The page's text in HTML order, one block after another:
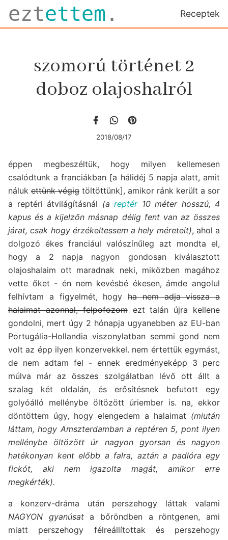
eztettem . Receptek
szomorú történet 2
doboz olajoshalról
2018/08/17
éppen megbeszéltük, hogy milyen kellemesen
csalódtunk a franciákban [a hálidéj 5 napja alatt, amit
náluk ettünk végig töltöttünk], amikor ránk került a sor
a reptéri átvilágításnál (a reptér10 méter hosszú, 4
kapus és a kijelzőn másnap délig fent van az összes
járat, csak hogy érzékeltessem a hely méreteit), ahol a
dolgozó ékes franciául valószínűleg azt mondta el,
hogy a 2 napja nagyon gondosan kiválasztott
olajoshalaim ott maradnak neki, miközben magához
vette őket - én nem kevésbé ékesen, ámde angolul
felhívtam a figyelmét, hogy ha nem adja vissza a
halaimat azonnal, felpofozomezt talán újra kellene
gondolni, mert úgy 2 hónapja ugyanebben az EU-ban
Portugália-Hollandia viszonylatban semmi gond nem
volt az épp ilyen konzervekkel. nem értettük egymást,
de nem adtam fel - ennek eredményeképp 3 perc
múlva már az összes szolgálatban lévő ott állt a
szalag két oldalán, és erősítésnek befutott egy
golyóálló mellénybe öltözött úriember is. na, ekkor
döntöttem úgy, hogy elengedem a halaimat (miután
láttam, hogy Amszterdamban a reptéren 5, pont ilyen
mellénybe öltözött úr nagyon gyorsan és nagyon
hatékonyan kent előbb a falra, aztán a padlóra egy
fickót, aki nem igazolta magát, amikor erre
megkérték).
a konzerv-dráma után perszehogy láttak valami
NAGYON gyanúsata bőröndben a röntgenen, ami
miatt perszehogy félreállítottak és perszehogy